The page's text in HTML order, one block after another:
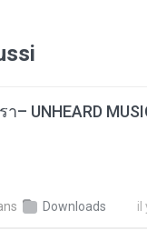
Downloads il